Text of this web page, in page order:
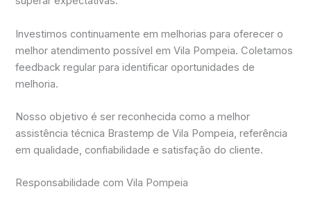
Investimos continuamente em melhorias para oferecer o
melhor atendimento possível em Vila Pompeia. Coletamos
feedback regular para identificar oportunidades de
melhoria.
Nosso objetivo é ser reconhecida como a melhor
assistência técnica Brastemp de Vila Pompeia, referência
em qualidade, confiabilidade e satisfação do cliente.
Responsabilidade com Vila Pompeia